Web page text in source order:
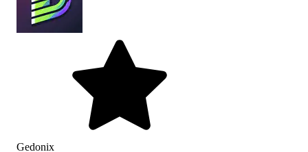
Gedonix